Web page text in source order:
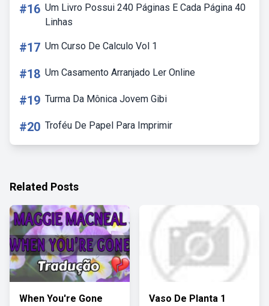
#16 Um Livro Possui 240 Páginas E Cada Página 40
Linhas
#17 Um Curso De Calculo Vol 1
#18 Um Casamento Arranjado Ler Online
#19 Turma Da Mônica Jovem Gibi
#20 Troféu De Papel Para Imprimir
Related Posts
When You're Gone
Vaso De Planta 1